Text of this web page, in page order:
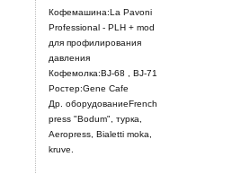
Кофемашина:La Pavoni
Professional - PLH + mod
для профилирования
давления
Кофемолка:BJ-68 , BJ-71
Ростер:Gene Cafe
Др. оборудованиеFrench
press "Bodum", турка,
Aeropress, Bialetti moka,
kruve.